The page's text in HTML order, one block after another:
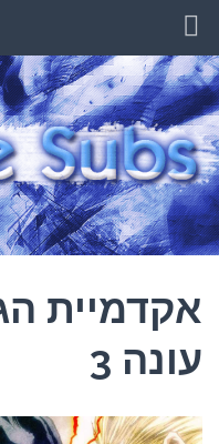
SUBS
קבוצה המתרגמת
אקדמיית
עונה 3